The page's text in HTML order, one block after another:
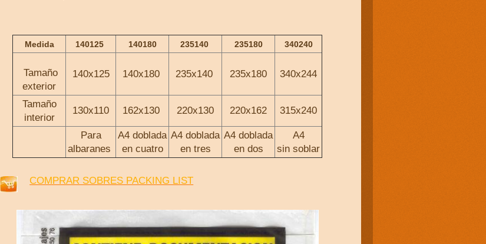
Medida 140125 140180 235140 235180 340240
Tamaño
exterior
140x125 140x180 235x140 235x180 340x244
Tamaño
interior
130x110 162x130 220x130 220x162 315x240
Para
albaranes
A4 doblada
en cuatro
A4 doblada
en tres
A4 doblada
en dos
A4
sin soblar
COMPRAR SOBRES PACKING LIST